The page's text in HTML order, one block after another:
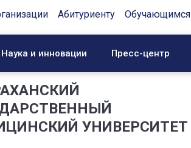
Абитуриенту Обучающимся
Наука и инновации Пресс-центр
УНИВЕРСИТЕТ